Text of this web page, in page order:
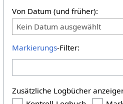
Von Datum (und früher):
Kein Datum ausgewählt
Markierungs-Filter:
Zusätzliche Logbücher